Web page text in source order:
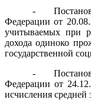
-
Федерации от
учитываемых при
дохода одиноко
государственной
-
Федерации от
исчисления средней